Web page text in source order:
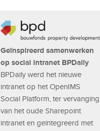
Geïnspireerd samenwerken
op social intranet BPDaily
BPDaily werd het nieuwe
intranet op het OpenIMS
Social Platform, ter vervanging
van het oude Sharepoint
intranet en geïntegreerd met